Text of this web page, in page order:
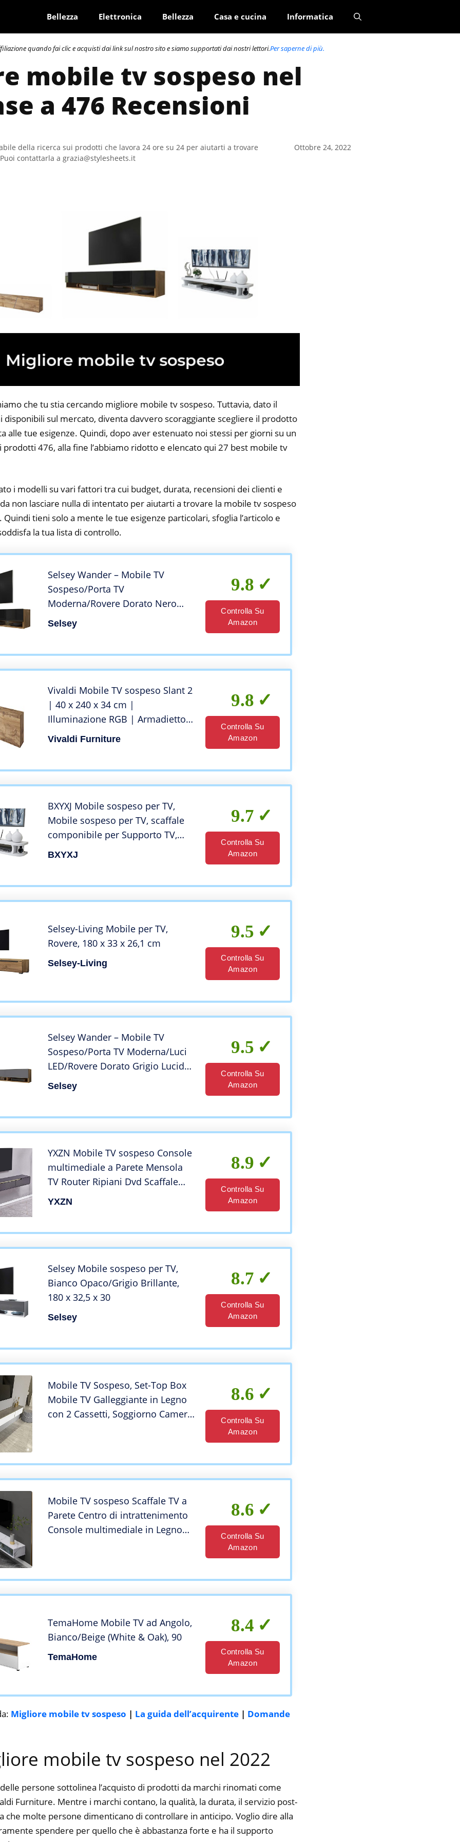
Bellezza Elettronica Bellezza Casa e cucina Informatica
quando fai clic e acquisti dai link sul nostro sito e siamo supportati dai nostri lettori.Per saperne di più.
mobile tv sospeso nel
a 476 Recensioni
della ricerca sui prodotti che lavora 24 ore su 24 per aiutarti a trovare
contattarla a grazia@stylesheets.it
Ottobre 24, 2022
che tu stia cercando migliore mobile tv sospeso. Tuttavia, dato il
disponibili sul mercato, diventa davvero scoraggiante scegliere il prodotto
alle tue esigenze. Quindi, dopo aver estenuato noi stessi per giorni su un
476, alla fine l’abbiamo ridotto e elencato qui 27 best mobile tv
i modelli su vari fattori tra cui budget, durata, recensioni dei clienti e
non lasciare nulla di intentato per aiutarti a trovare la mobile tv sospeso
Quindi tieni solo a mente le tue esigenze particolari, sfoglia l’articolo e
la tua lista di controllo.
Selsey Wander – Mobile TV
Sospeso/Porta TV
Moderna/Rovere Dorato Nero
Lucido / 180 cm
Selsey
9.8
Controlla Su
Amazon
Vivaldi Mobile TV sospeso Slant 2
| 40 x 240 x 34 cm |
Illuminazione RGB | Armadietto
TV con Pannelli Laminati | Mobile
Vivaldi Furniture
9.8
Controlla Su
Amazon
BXYXJ Mobile sospeso per TV,
Mobile sospeso per TV, scaffale
componibile per Supporto TV,
Mobile TV Bianco Facile da
BXYXJ
9.7
Controlla Su
Amazon
Selsey-Living Mobile per TV,
Rovere, 180 x 33 x 26,1 cm
Selsey-Living
9.5
Controlla Su
Amazon
Selsey Wander – Mobile TV
Sospeso/Porta TV Moderna/Luci
LED/Rovere Dorato Grigio Lucido
/ 300 cm
Selsey
9.5
Controlla Su
Amazon
YXZN Mobile TV sospeso Console
multimediale a Parete Mensola
TV Router Ripiani Dvd Scaffale
Centro di intrattenimento con 2
YXZN
8.9
Controlla Su
Amazon
Selsey Mobile sospeso per TV,
Bianco Opaco/Grigio Brillante,
180 x 32,5 x 30
Selsey
8.7
Controlla Su
Amazon
Mobile TV Sospeso, Set-Top Box
Mobile TV Galleggiante in Legno
con 2 Cassetti, Soggiorno Camera
8.6
Controlla Su
Amazon
Mobile TV sospeso Scaffale TV a
Parete Centro di intrattenimento
Console multimediale in Legno
8.6
Controlla Su
Amazon
TemaHome Mobile TV ad Angolo,
Bianco/Beige (White & Oak), 90
TemaHome
8.4
Controlla Su
Amazon
Migliore mobile tv sospeso | La guida dell’acquirente | Domande
mobile tv sospeso nel 2022
persone sottolinea l’acquisto di prodotti da marchi rinomati come
Furniture. Mentre i marchi contano, la qualità, la durata, il servizio post-
che molte persone dimenticano di controllare in anticipo. Voglio dire alla
spendere per quello che è abbastanza forte e ha il supporto